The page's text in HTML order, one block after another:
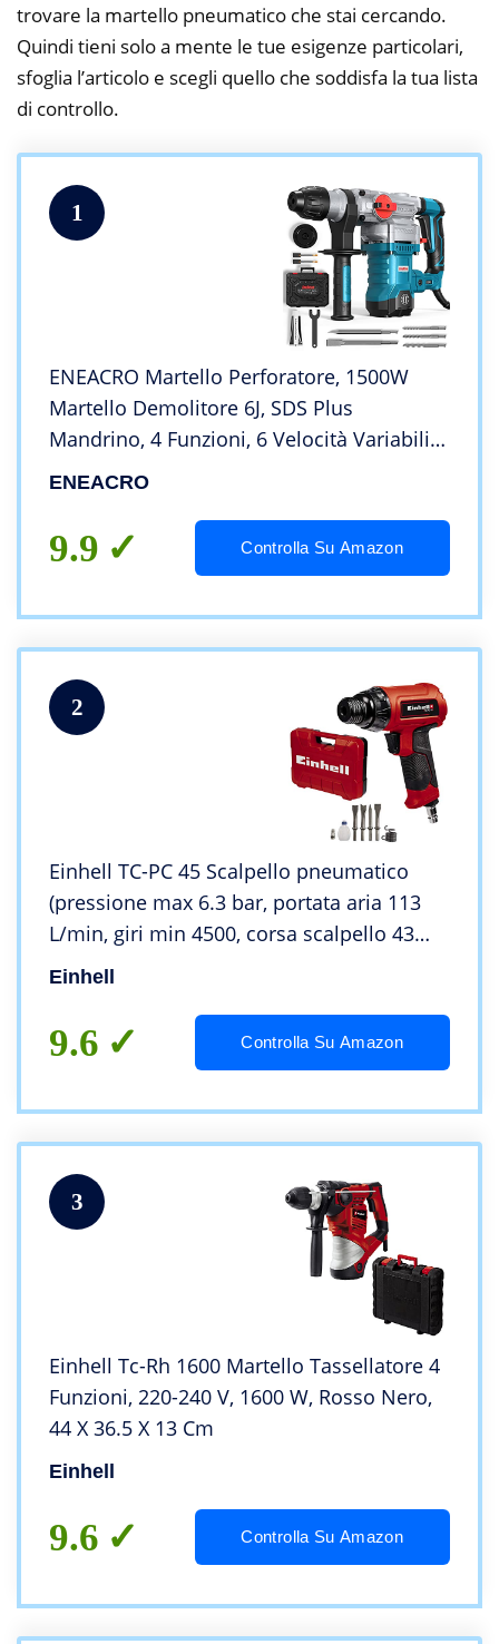
trovare la martello pneumatico che stai cercando.
Quindi tieni solo a mente le tue esigenze particolari,
sfoglia l’articolo e scegli quello che soddisfa la tua lista
di controllo.
1
ENEACRO Martello Perforatore, 1500W
Martello Demolitore 6J, SDS Plus
Mandrino, 4 Funzioni, 6 Velocità Variabili
0-920giri/min, Sistema di Smorzamento
ENEACRO
9.9 Controlla Su Amazon
2
Einhell TC-PC 45 Scalpello pneumatico
(pressione max 6.3 bar, portata aria 113
L/min, giri min 4500, corsa scalpello 43
mm, incl. set 4 scalpelli da 120 mm,
Einhell
9.6 Controlla Su Amazon
3
Einhell Tc-Rh 1600 Martello Tassellatore 4
Funzioni, 220-240 V, 1600 W, Rosso Nero,
44 X 36.5 X 13 Cm
Einhell
9.6 Controlla Su Amazon